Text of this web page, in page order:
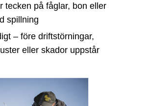
tecken på fåglar, bon eller
spillning
– före driftstörningar,
eller skador uppstår